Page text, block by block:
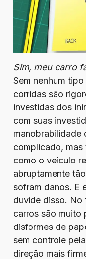
Sim, meu carro
Sem nenhum
corridas são
investidas dos
com suas
manobrabilidade
complicado, mas
como o veículo
abruptamente
sofram danos. E
duvide disso. No
carros são muito
disformes de
sem controle
direção mais